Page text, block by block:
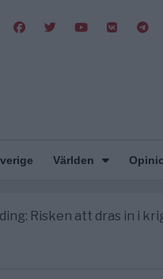
Världen
Risken att dras in i